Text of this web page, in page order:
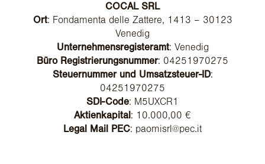
COCAL SRL
Ort: Fondamenta delle Zattere, 1413 – 30123
Venedig
Unternehmensregisteramt: Venedig
Büro Registrierungsnummer: 04251970275
Steuernummer und Umsatzsteuer-ID:
04251970275
SDI-Code: M5UXCR1
Aktienkapital: 10.000,00 €
Legal Mail PEC: paomisrl@pec.it